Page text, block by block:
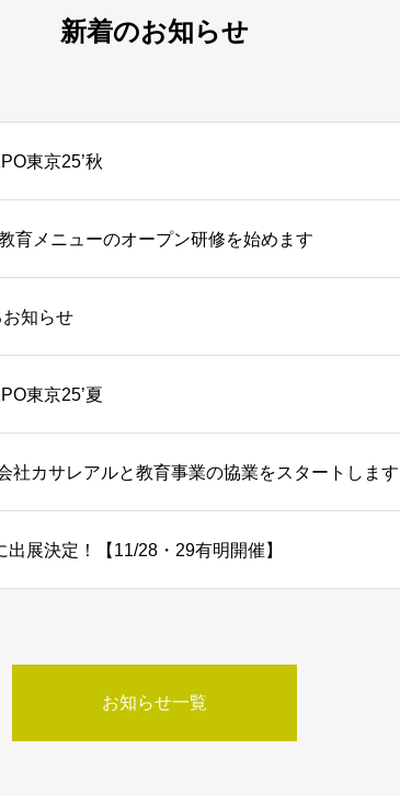
新着のお知らせ
東京25’秋
育メニューのオープン研修を始めます
お知らせ
東京25’夏
社カサレアルと教育事業の協業をスタートしま
展決定！【11/28・29有明開催】
お知らせ一覧